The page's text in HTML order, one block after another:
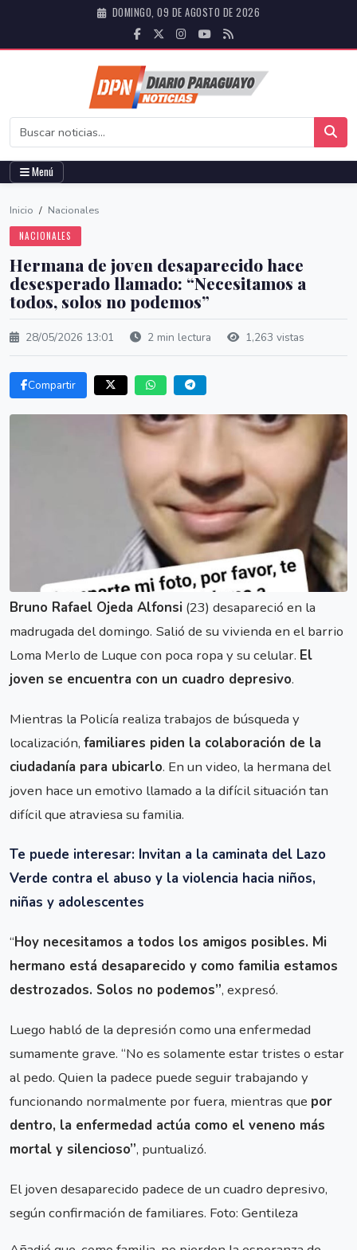
DOMINGO, 09 DE AGOSTO DE 2026
Menú
Inicio / Nacionales
NACIONALES
Hermana de joven desaparecido hace
desesperado llamado: “Necesitamos a
todos, solos no podemos”
28/05/2026 13:01 2 min lectura 1,263 vistas
Compartir
Bruno Rafael Ojeda Alfonsi (23) desapareció en la
madrugada del domingo. Salió de su vivienda en el barrio
Loma Merlo de Luque con poca ropa y su celular. El
joven se encuentra con un cuadro depresivo.
Mientras la Policía realiza trabajos de búsqueda y
localización, familiares piden la colaboración de la
ciudadanía para ubicarlo. En un video, la hermana del
joven hace un emotivo llamado a la difícil situación tan
difícil que atraviesa su familia.
Te puede interesar: Invitan a la caminata del Lazo
Verde contra el abuso y la violencia hacia niños,
niñas y adolescentes
“Hoy necesitamos a todos los amigos posibles. Mi
hermano está desaparecido y como familia estamos
destrozados. Solos no podemos”, expresó.
Luego habló de la depresión como una enfermedad
sumamente grave. “No es solamente estar tristes o estar
al pedo. Quien la padece puede seguir trabajando y
funcionando normalmente por fuera, mientras que por
dentro, la enfermedad actúa como el veneno más
mortal y silencioso”, puntualizó.
El joven desaparecido padece de un cuadro depresivo,
según confirmación de familiares. Foto: Gentileza